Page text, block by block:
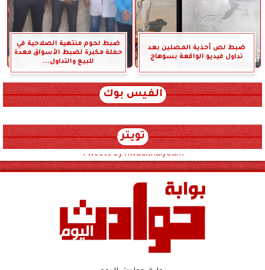
ضبط لص أحذية المصلين بعد
تداول فيديو الواقعة بسوهاج
ضبط لحوم منتهية الصلاحية في
حملة مكبرة لضبط الأسواق معدة
للبيع والتداول...
الفيس بوك
تويتر
Tweets by hwadithalyoum